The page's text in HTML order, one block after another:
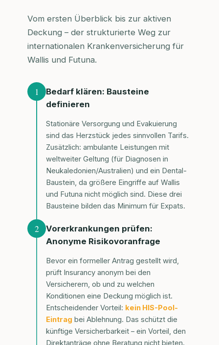
Vom ersten Überblick bis zur aktiven
Deckung – der strukturierte Weg zur
internationalen Krankenversicherung für
Wallis und Futuna.
1
Bedarf klären: Bausteine
definieren
Stationäre Versorgung und Evakuierung
sind das Herzstück jedes sinnvollen Tarifs.
Zusätzlich: ambulante Leistungen mit
weltweiter Geltung (für Diagnosen in
Neukaledonien/Australien) und ein Dental-
Baustein, da größere Eingriffe auf Wallis
und Futuna nicht möglich sind. Diese drei
Bausteine bilden das Minimum für Expats.
2
Vorerkrankungen prüfen:
Anonyme Risikovoranfrage
Bevor ein formeller Antrag gestellt wird,
prüft Insurancy anonym bei den
Versicherern, ob und zu welchen
Konditionen eine Deckung möglich ist.
Entscheidender Vorteil: kein HIS-Pool-
Eintrag bei Ablehnung. Das schützt die
künftige Versicherbarkeit – ein Vorteil, den
Direktanträge ohne Beratung nicht bieten.